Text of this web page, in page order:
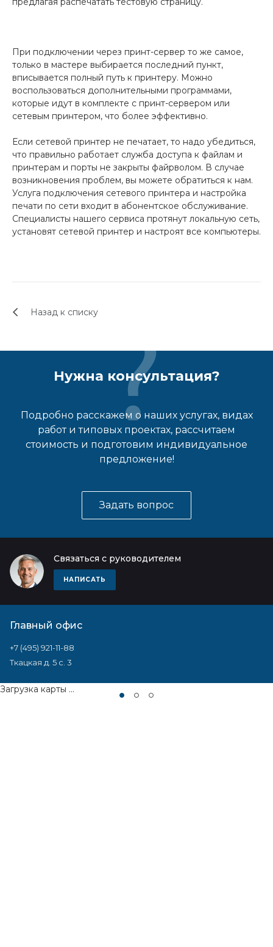
При подключении через принт-сервер то же самое,
только в мастере выбирается последний пункт,
вписывается полный путь к принтеру. Можно
воспользоваться дополнительными программами,
которые идут в комплекте с принт-сервером или
сетевым принтером, что более эффективно.
Если сетевой принтер не печатает, то надо убедиться,
что правильно работает служба доступа к файлам и
принтерам и порты не закрыты файрволом. В случае
возникновения проблем, вы можете обратиться к нам.
Услуга подключения сетевого принтера и настройка
печати по сети входит в абонентское обслуживание.
Специалисты нашего сервиса протянут локальную сеть,
установят сетевой принтер и настроят все компьютеры.
Назад к списку
Нужна консультация?
Подробно расскажем о наших услугах, видах
работ и типовых проектах, рассчитаем
стоимость и подготовим индивидуальное
предложение!
Задать вопрос
Связаться с руководителем
НАПИСАТЬ
Главный офис
+7 (495) 921-11-88
Ткацкая д. 5 с. 3
Загрузка карты ...